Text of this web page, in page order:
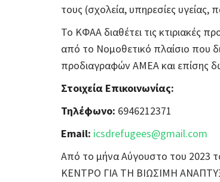
τους (σχολεία, υπηρεσίες υγείας,
Το ΚΦΑΑ διαθέτει τις κτιριακές
από το Νομοθετικό πλαίσιο που
προδιαγραφών ΑΜΕΑ και επίσης
Στοιχεία Επικοινωνίας:
Τηλέφωνο: 6946212371
Email: icsdrefugees@gmail.com
Από το μήνα Αύγουστο του 2023
ΚΕΝΤΡΟ ΓΙΑ ΤΗ ΒΙΩΣΙΜΗ